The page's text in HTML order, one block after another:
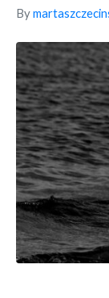
By